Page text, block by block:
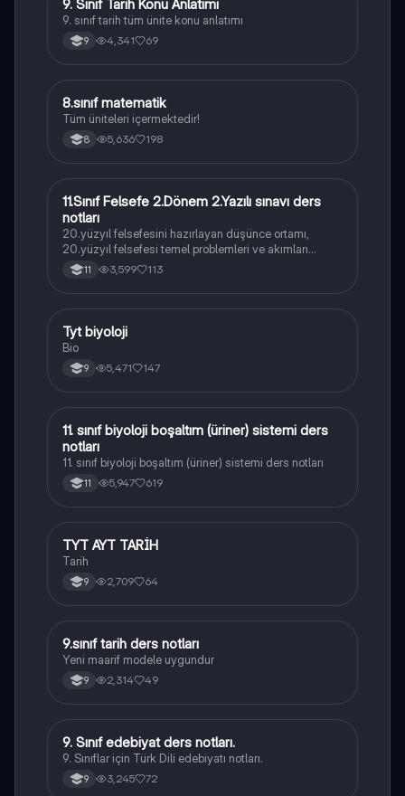
Tarih
9. Sınıf Tarih Konu Anlatımı
9. sınıf tarih tüm ünite konu anlatımı
9 4,341 69
8Matematik
8.sınıf matematik
Tüm üniteleri içermektedir!
8 5,636 198
Felsefe
11.Sınıf Felsefe 2.Dönem 2.Yazılı sınavı ders
notları
20.yüzyıl felsefesini hazırlayan düşünce ortamı,
20.yüzyıl felsefesi temel problemleri ve akımları
konularını içermektedir
11 3,599 113
Biyoloji
Tyt biyoloji
Bio
9 5,471 147
Biyoloji
11. sınıf biyoloji boşaltım (üriner) sistemi ders
notları
11. sınıf biyoloji boşaltım (üriner) sistemi ders notları
11 5,947 619
Tarih
TYT AYT TARİH
Tarih
9 2,709 64
Tarih
9.sınıf tarih ders notları
Yeni maarif modele uygundur
9 2,314 49
Türk Dili ve Edebiyatı
9. Sınıf edebiyat ders notları.
9. Sınıflar için Türk Dili edebiyatı notları.
9 3,245 72